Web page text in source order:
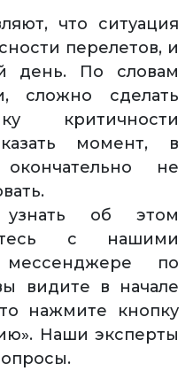
что ситуация
перелетов, и
день. По словам
сложно сделать
критичности
момент, в
не
об этом
с нашими
по
видите в начале
нажмите кнопку
Наши эксперты